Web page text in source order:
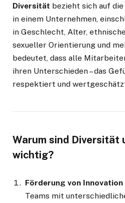
Diversität bezieht sich auf
in einem Unternehmen,
in Geschlecht, Alter,
sexueller Orientierung und
bedeutet, dass alle
ihren Unterschieden – das
respektiert und
Warum sind Diversität
wichtig?
Förderung von Innovation
Teams mit